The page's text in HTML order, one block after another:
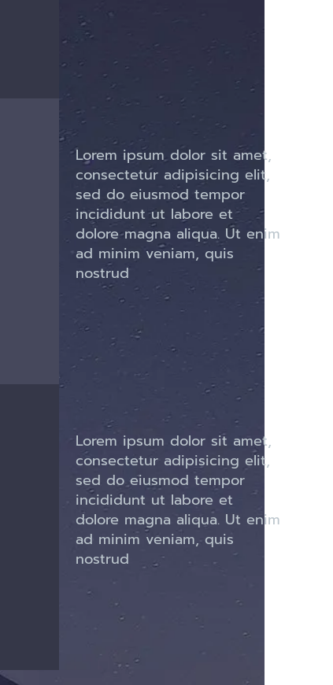
Lorem ipsum dolor sit amet,
consectetur adipisicing elit,
sed do eiusmod tempor
incididunt ut labore et
dolore magna aliqua. Ut enim
ad minim veniam, quis
nostrud
Lorem ipsum dolor sit amet,
consectetur adipisicing elit,
sed do eiusmod tempor
incididunt ut labore et
dolore magna aliqua. Ut enim
ad minim veniam, quis
nostrud